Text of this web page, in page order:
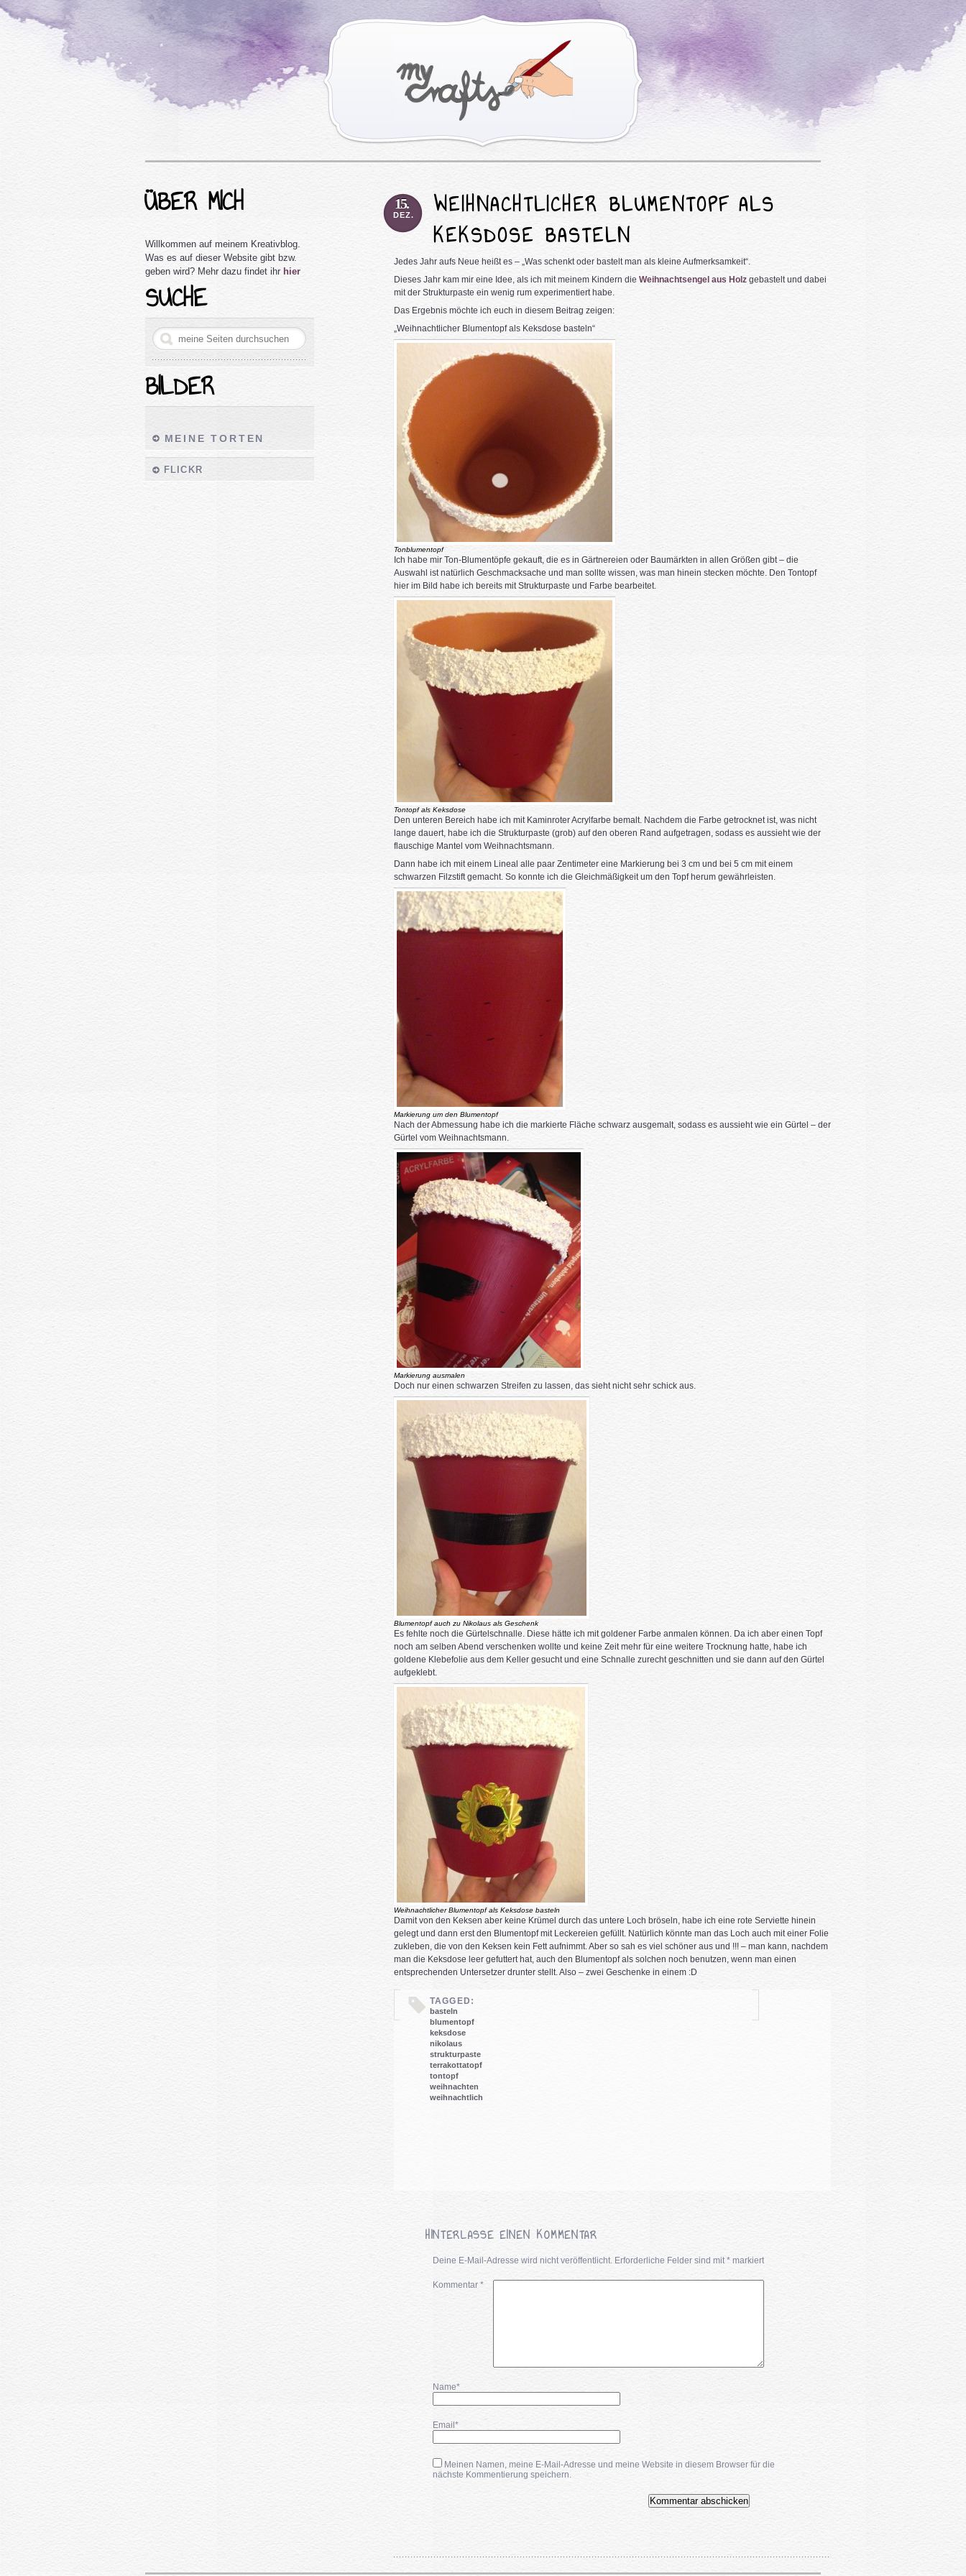
15.
DEZ.
WEIHNACHTLICHER BLUMENTOPF ALS
KEKSDOSE BASTELN
Jedes Jahr aufs Neue heißt es – „Was schenkt oder bastelt man als kleine Aufmerksamkeit“.
Dieses Jahr kam mir eine Idee, als ich mit meinem Kindern die Weihnachtsengel aus Holzgebastelt und dabei
mit der Strukturpaste ein wenig rum experimentiert habe.
Das Ergebnis möchte ich euch in diesem Beitrag zeigen:
„Weihnachtlicher Blumentopf als Keksdose basteln“
Tonblumentopf
Ich habe mir Ton-Blumentöpfe gekauft, die es in Gärtnereien oder Baumärkten in allen Größen gibt – die
Auswahl ist natürlich Geschmacksache und man sollte wissen, was man hinein stecken möchte. Den Tontopf
hier im Bild habe ich bereits mit Strukturpaste und Farbe bearbeitet.
Tontopf als Keksdose
Den unteren Bereich habe ich mit Kaminroter Acrylfarbe bemalt. Nachdem die Farbe getrocknet ist, was nicht
lange dauert, habe ich die Strukturpaste (grob) auf den oberen Rand aufgetragen, sodass es aussieht wie der
flauschige Mantel vom Weihnachtsmann.
Dann habe ich mit einem Lineal alle paar Zentimeter eine Markierung bei 3 cm und bei 5 cm mit einem
schwarzen Filzstift gemacht. So konnte ich die Gleichmäßigkeit um den Topf herum gewährleisten.
Markierung um den Blumentopf
Nach der Abmessung habe ich die markierte Fläche schwarz ausgemalt, sodass es aussieht wie ein Gürtel – der
Gürtel vom Weihnachtsmann.
Markierung ausmalen
Doch nur einen schwarzen Streifen zu lassen, das sieht nicht sehr schick aus.
Blumentopf auch zu Nikolaus als Geschenk
Es fehlte noch die Gürtelschnalle. Diese hätte ich mit goldener Farbe anmalen können. Da ich aber einen Topf
noch am selben Abend verschenken wollte und keine Zeit mehr für eine weitere Trocknung hatte, habe ich
goldene Klebefolie aus dem Keller gesucht und eine Schnalle zurecht geschnitten und sie dann auf den Gürtel
aufgeklebt.
Weihnachtlicher Blumentopf als Keksdose basteln
Damit von den Keksen aber keine Krümel durch das untere Loch bröseln, habe ich eine rote Serviette hinein
gelegt und dann erst den Blumentopf mit Leckereien gefüllt. Natürlich könnte man das Loch auch mit einer Folie
zukleben, die von den Keksen kein Fett aufnimmt. Aber so sah es viel schöner aus und !!! – man kann, nachdem
man die Keksdose leer gefuttert hat, auch den Blumentopf als solchen noch benutzen, wenn man einen
entsprechenden Untersetzer drunter stellt. Also – zwei Geschenke in einem :D
TAGGED:
basteln
blumentopf
keksdose
nikolaus
strukturpaste
terrakottatopf
tontopf
weihnachten
weihnachtlich
HINTERLASSE EINEN KOMMENTAR
Deine E-Mail-Adresse wird nicht veröffentlicht. Erforderliche Felder sind mit*markiert
Kommentar *
Name*
Email*
Meinen Namen, meine E-Mail-Adresse und meine Website in diesem Browser für die
nächste Kommentierung speichern.
ÜBER MICH
Willkommen auf meinem Kreativblog.
Was es auf dieser Website gibt bzw.
geben wird? Mehr dazu findet ihr hier
SUCHE
BILDER
MEINE TORTEN
FLICKR